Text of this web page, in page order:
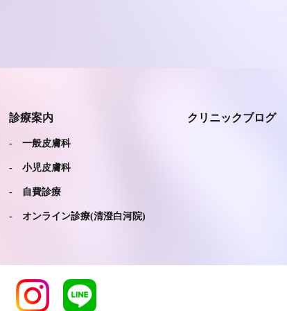
診療案内
- 一般皮膚科
- 小児皮膚科
- 自費診療
- オンライン診療(清澄白河院)
クリニックブログ